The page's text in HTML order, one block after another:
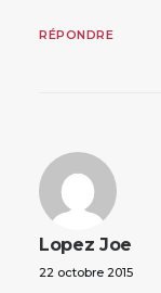
RÉPONDRE
Lopez Joe
22 octobre 2015